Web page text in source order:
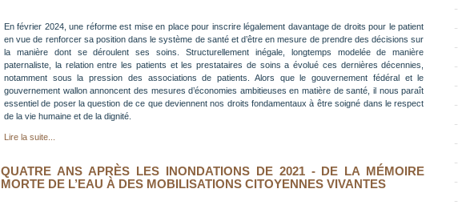
En février 2024, une réforme est mise en place pour inscrire légalement davantage de droits pour le patient
en vue de renforcer sa position dans le système de santé et d’être en mesure de prendre des décisions sur
la manière dont se déroulent ses soins. Structurellement inégale, longtemps modelée de manière
paternaliste, la relation entre les patients et les prestataires de soins a évolué ces dernières décennies,
notamment sous la pression des associations de patients. Alors que le gouvernement fédéral et le
gouvernement wallon annoncent des mesures d’économies ambitieuses en matière de santé, il nous paraît
essentiel de poser la question de ce que deviennent nos droits fondamentaux à être soigné dans le respect
de la vie humaine et de la dignité.
Lire la suite...
QUATRE ANS APRÈS LES INONDATIONS DE 2021 - DE LA MÉMOIRE
MORTE DE L’EAU À DES MOBILISATIONS CITOYENNES VIVANTES